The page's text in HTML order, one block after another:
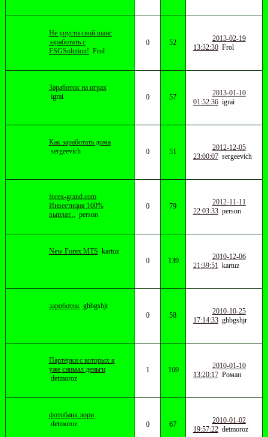
Не упусти свой шанс
заработать с
FSGSolution! Frol
0 52
2013-02-19
13:32:30 Frol
Заработок на играх
igrai
0 57
2013-01-10
01:52:36 igrai
Как заработать дома
sergeevich
0 51
2012-12-05
23:00:07 sergeevich
forex-grand.com
Инвестиция 100%
выплат... person
0 79
2012-11-11
22:03:33 person
New Forex MTS kartuz
0
139
2010-12-06
21:39:51 kartuz
зароботок ghbgshjr
0
58
2010-10-25
17:14:33 ghbgshjr
Партёрки с которых я
уже снимал деньги
detmoroz
1 169
2010-01-10
13:20:17 Роман
фотобанк лори
detmoroz
0 67
2010-01-02
19:57:22 detmoroz